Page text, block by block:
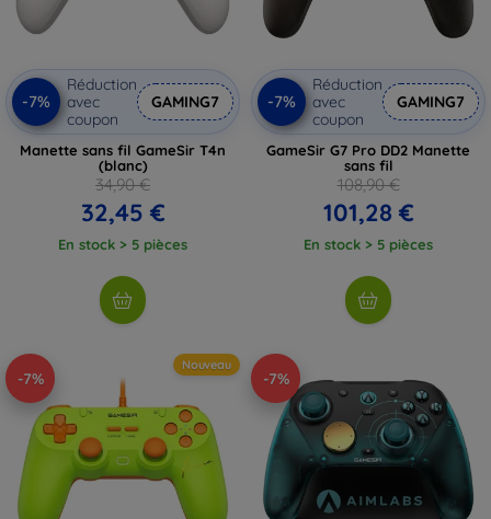
-7%
Réduction
avec
coupon
GAMING7
Manette sans fil GameSir T4n
(blanc)
34,90 €
32,45 €
En stock > 5 pièces
-7%
Réduction
avec
coupon
GAMING7
GameSir G7 Pro DD2 Manette
sans fil
108,90 €
101,28 €
En stock > 5 pièces
-7%
Nouveau
-7%